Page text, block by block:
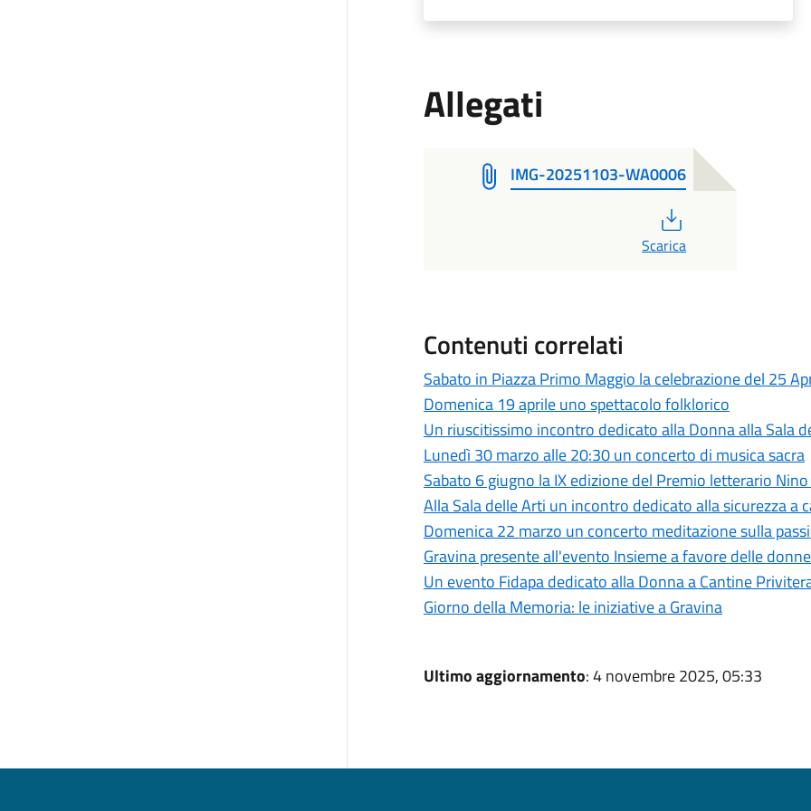
Allegati
IMG-20251103-WA0006
Scarica
Contenuti correlati
Sabato in Piazza Primo Maggio la celebrazione del 25
Domenica 19 aprile uno spettacolo folklorico
Un riuscitissimo incontro dedicato alla Donna alla Sala
Lunedì 30 marzo alle 20:30 un concerto di musica sacra
Sabato 6 giugno la IX edizione del Premio letterario
Alla Sala delle Arti un incontro dedicato alla sicurezza a
Domenica 22 marzo un concerto meditazione sulla
Gravina presente all'evento Insieme a favore delle donne
Un evento Fidapa dedicato alla Donna a Cantine
Giorno della Memoria: le iniziative a Gravina
Ultimo aggiornamento: 4 novembre 2025, 05:33